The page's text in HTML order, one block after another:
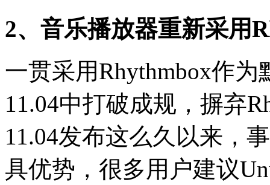
2、音乐播放器重新采用
一贯采用Rhythmbox作
11.04中打破成规，摒弃
11.04发布这么久以来，
具优势，很多用户建议